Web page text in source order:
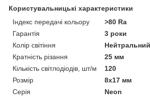
Користувальницькі характеристики
Індекс передачі кольору
>80 Ra
Гарантія
3 роки
Колір світіння
Кратність різання
25 мм
Кількість світлодіодів, шт/м
120
Розмір
8х17 мм
Серія
Neon